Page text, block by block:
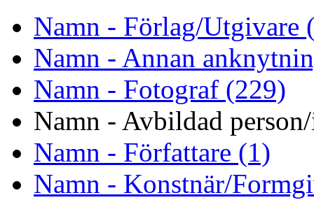
Namn - Förlag/Utgivare
Namn - Annan
Namn - Fotograf (229)
Namn - Avbildad
Namn - Författare (1)
Namn - Konstnär/